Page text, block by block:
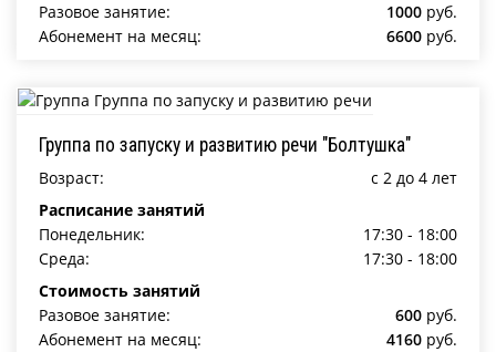
Разовое занятие:
1000 руб.
Абонемент на месяц:
6600 руб.
Группа по запуску и развитию речи "Болтушка"
Возраст:
c 2 до 4 лет
Расписание занятий
Понедельник:
17:30 - 18:00
Среда:
17:30 - 18:00
Стоимость занятий
Разовое занятие:
600 руб.
Абонемент на месяц:
4160 руб.